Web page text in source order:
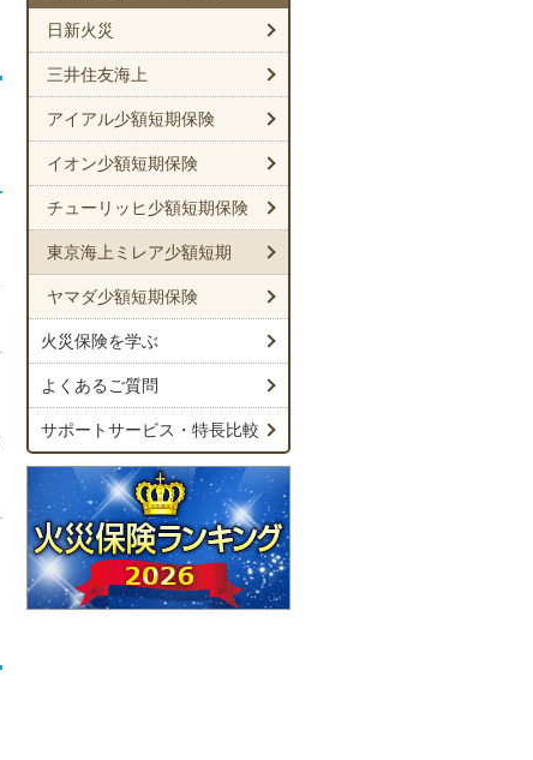
日新火災
三井住友海上
アイアル少額短期保険
イオン少額短期保険
チューリッヒ少額短期保険
東京海上ミレア少額短期
ヤマダ少額短期保険
火災保険を学ぶ
よくあるご質問
サポートサービス・特長比較